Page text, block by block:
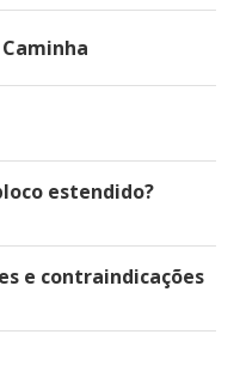
estendido?
e contraindicações